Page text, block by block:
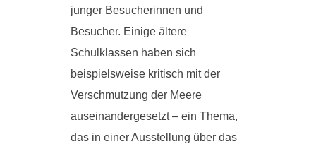
junger Besucherinnen und
Besucher. Einige ältere
Schulklassen haben sich
beispielsweise kritisch mit der
Verschmutzung der Meere
auseinandergesetzt – ein Thema,
das in einer Ausstellung über das